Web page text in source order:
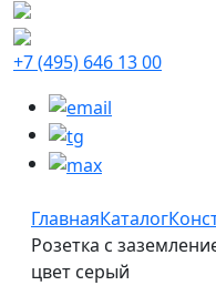
+7 (495) 646 13 00
ГлавнаяКаталог
Розетка с
цвет серый